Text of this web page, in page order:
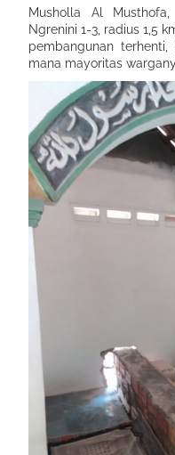
Musholla Al
Ngrenini 1-3, radius 1,5
pembangunan
mana mayoritas